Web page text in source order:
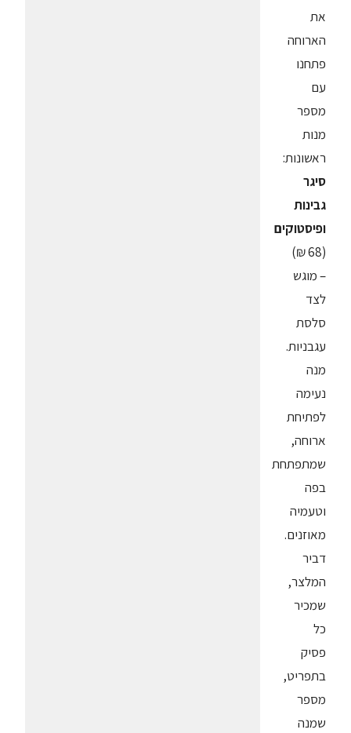
את
הארוחה
פתחנו
עם
מספר
מנות
ראשונות:
סיגר
גבינות
ופיסטוקים
(68 ₪)
– מוגש
לצד
סלסת
עגבניות.
מנה
נעימה
לפתיחת
ארוחה,
שמתפתחת
בפה
וטעמיה
מאוזנים.
דביר
המלצר,
שמכיר
כל
פסיק
בתפריט,
מספר
שמנה